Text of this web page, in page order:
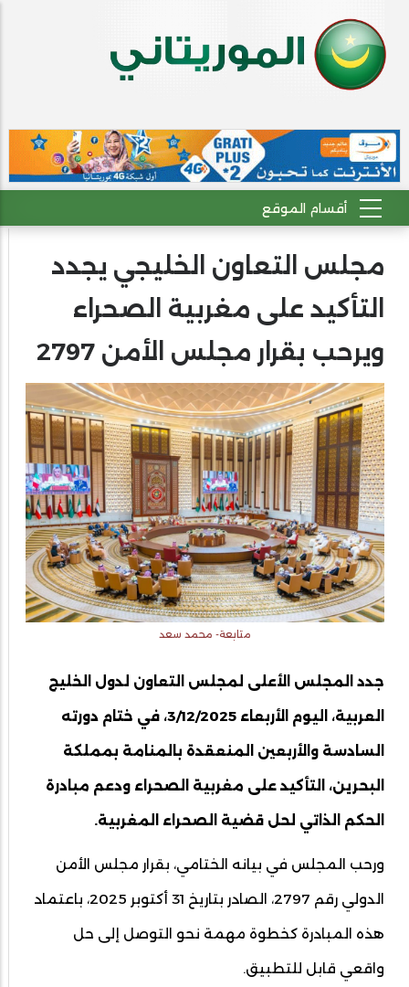
مجلس التعاون الخليجي يجدد
التأكيد على مغربية الصحراء
ويرحب بقرار مجلس الأمن 2797
متابعة- محمد سعد
جدد المجلس الأعلى لمجلس التعاون لدول الخليج
العربية، اليوم الأربعاء 3/12/2025، في ختام دورته
السادسة والأربعين المنعقدة بالمنامة بمملكة
البحرين، التأكيد على مغربية الصحراء ودعم مبادرة
الحكم الذاتي لحل قضية الصحراء المغربية.
ورحب المجلس في بيانه الختامي، بقرار مجلس الأمن
الدولي رقم 2797، الصادر بتاريخ 31 أكتوبر 2025، باعتماد
هذه المبادرة كخطوة مهمة نحو التوصل إلى حل
واقعي قابل للتطبيق.